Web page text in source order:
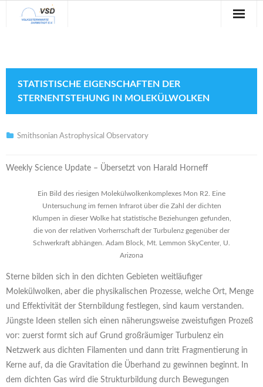
Veranstaltungen
Verein
Kontakt
STATISTISCHE EIGENSCHAFTEN DER
STERNENTSTEHUNG IN MOLEKÜLWOLKEN
Smithsonian Astrophysical Observatory
Weekly Science Update – Übersetzt von Harald Horneff
Ein Bild des riesigen Molekülwolkenkomplexes Mon R2. Eine
Untersuchung im fernen Infrarot über die Zahl der dichten
Klumpen in dieser Wolke hat statistische Beziehungen gefunden,
die von der relativen Vorherrschaft der Turbulenz gegenüber der
Schwerkraft abhängen. Adam Block, Mt. Lemmon SkyCenter, U.
Arizona
Sterne bilden sich in den dichten Gebieten weitläufiger
Molekülwolken, aber die physikalischen Prozesse, welche Ort, Menge
und Effektivität der Sternbildung festlegen, sind kaum verstanden.
Jüngste Ideen stellen sich einen näherungsweise zweistufigen Prozeß
vor: zuerst formt sich auf Grund großräumiger Turbulenz ein
Netzwerk aus dichten Filamenten und dann tritt Fragmentierung in
Kerne auf, da die Gravitation die Überhand zu gewinnen beginnt. In
dem dichten Gas wird die Strukturbildung durch Bewegungen